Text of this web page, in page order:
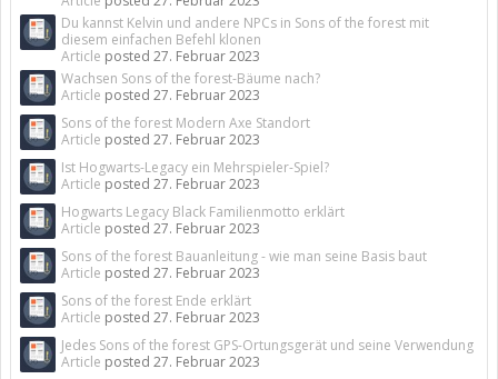
Du kannst Kelvin und andere NPCs in Sons of the forest mit
diesem einfachen Befehl klonen
Article posted 27. Februar 2023
Wachsen Sons of the forest-Bäume nach?
Article posted 27. Februar 2023
Sons of the forest Modern Axe Standort
Article posted 27. Februar 2023
Ist Hogwarts-Legacy ein Mehrspieler-Spiel?
Article posted 27. Februar 2023
Hogwarts Legacy Black Familienmotto erklärt
Article posted 27. Februar 2023
Sons of the forest Bauanleitung - wie man seine Basis baut
Article posted 27. Februar 2023
Sons of the forest Ende erklärt
Article posted 27. Februar 2023
Jedes Sons of the forest GPS-Ortungsgerät und seine Verwendung
Article posted 27. Februar 2023